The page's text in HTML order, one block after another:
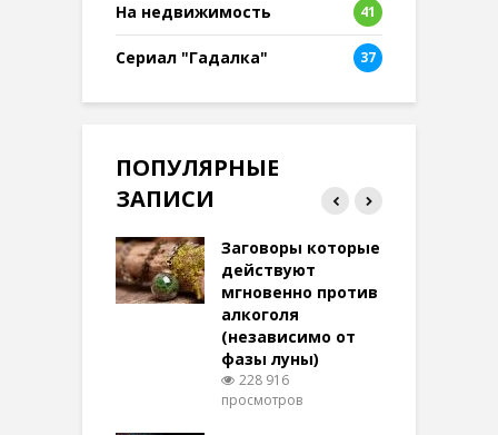
На недвижимость 41
Сериал "Гадалка" 37
ПОПУЛЯРНЫЕ
ЗАПИСИ
Заговоры которые
действуют
мгновенно против
алкоголя
(независимо от
фазы луны)
228 916
просмотров